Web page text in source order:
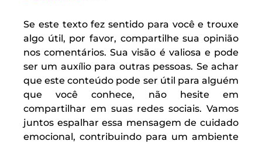
Se este texto fez sentido para você e trouxe
algo útil, por favor, compartilhe sua opinião
nos comentários. Sua visão é valiosa e pode
ser um auxílio para outras pessoas. Se achar
que este conteúdo pode ser útil para alguém
que você conhece, não hesite em
compartilhar em suas redes sociais. Vamos
juntos espalhar essa mensagem de cuidado
emocional, contribuindo para um ambiente